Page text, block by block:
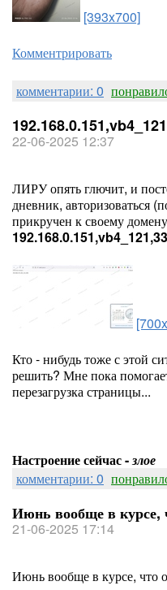
[393x700]
Комментрировать
комментарии: 0
22-06-2025 12:37
ЛИРУ опять глючит, и
дневник, авторизоваться
прикручен к своему
Кто - нибудь тоже с этой
решить? Мне пока
перезагрузка страницы...
Настроение сейчас -злое
комментарии: 0
Июнь вообще в
21-06-2025 17:14
Июнь вообще в курсе, что